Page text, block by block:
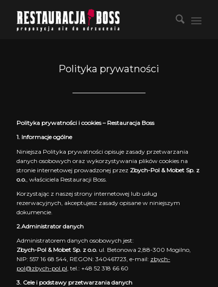
Polityka prywatności
Polityka prywatności i cookies – Restauracja Boss
1. Informacje ogólne
Niniejsza Polityka prywatności opisuje zasady przetwarzania
danych osobowych oraz wykorzystywania plików cookies na
stronie internetowej prowadzonej przez Zbych-Pol & Mobet Sp. z
o.o. , właściciela Restauracji Boss.
Korzystając z naszej strony internetowej lub usług
rezerwacyjnych, akceptujesz zasady opisane w niniejszym
dokumencie.
2.Administrator danych
Administratorem danych osobowych jest:
Zbych-Pol & Mobet Sp. z o.o.ul. Betonowa 2,88-300 Mogilno,
NIP: 557 16 68 544, REGON: 340461723, e-mail: zbych-
pol@zbych-pol.pl, tel.: +48 52 318 66 60
3. Cele i podstawy przetwarzania danych